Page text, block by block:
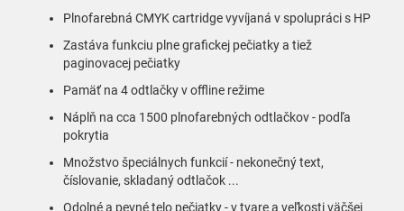
Plnofarebná CMYK cartridge vyvíjaná v spolupráci s HP
Zastáva funkciu plne grafickej pečiatky a tiež
paginovacej pečiatky
Pamäť na 4 odtlačky v offline režime
Náplň na cca 1500 plnofarebných odtlačkov - podľa
pokrytia
Množstvo špeciálnych funkcií - nekonečný text,
číslovanie, skladaný odtlačok ...
Odolné a pevné telo pečiatky - v tvare a veľkosti väčšej